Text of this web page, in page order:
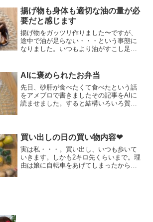
揚げ物も身体も適切な油の量が必
要だと感じます
揚げ物をガッツリ作りました〜ですが、
途中で油が足らない・・・という事態に
なりました。いつもより油がすこし足ら
パンをブレンダーで粉砕してつくってい
ます。これが、やっぱりお...
AIに褒められたお弁当
先日、砂肝が食べたくて食べたという話
をアメブロで書きましたその記事をAIに
読ませました。すると結構いろいろ質問
勉強が忙しいのですが、...
買い出しの日の買い物内容❤
実は私・・・。買い出し、いつも歩いて
いきます。しかも2キロ先くらいまで。理
由は娘に自転車をあげてしまったから。